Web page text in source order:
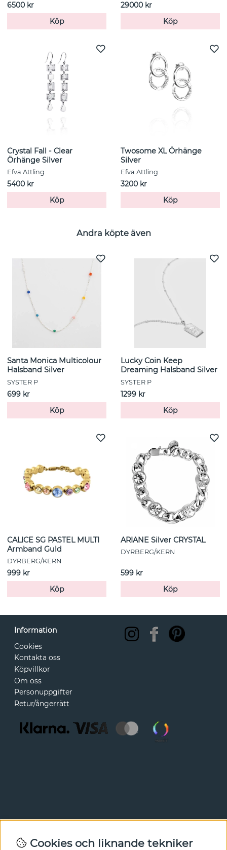
6500 kr
Köp
29000 kr
Köp
Crystal Fall - Clear
Örhänge Silver
Efva Attling
5400 kr
Köp
Twosome XL Örhänge
Silver
Efva Attling
3200 kr
Köp
Andra köpte även
Santa Monica Multicolour
Halsband Silver
SYSTER P
699 kr
Köp
Lucky Coin Keep
Dreaming Halsband Silver
SYSTER P
1299 kr
Köp
CALICE SG PASTEL MULTI
Armband Guld
DYRBERG/KERN
999 kr
Köp
ARIANE Silver CRYSTAL
DYRBERG/KERN
599 kr
Köp
Information
Cookies
Kontakta oss
Köpvillkor
Om oss
Personuppgifter
Retur/ångerrätt
Nyhetsbrev
Cookies och liknande tekniker